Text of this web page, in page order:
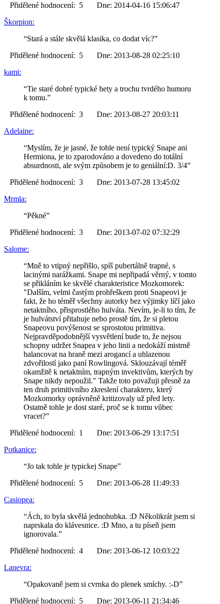
Přidělené hodnocení: 5 Dne: 2014-04-16 15:06:47
Škorpion:
“Stará a stále skvělá klasika, co dodat víc?”
Přidělené hodnocení: 5 Dne: 2013-08-28 02:25:10
kami:
“Tie staré dobré typické hety a trochu tvrdého humoru
k tomu.”
Přidělené hodnocení: 3 Dne: 2013-08-27 20:03:11
Adelaine:
“Myslím, že je jasné, že tohle není typický Snape ani
Hermiona, je to zparodováno a dovedeno do totální
absurdnosti, ale svým způsobem je to geniální:D. 3/4”
Přidělené hodnocení: 3 Dne: 2013-07-28 13:45:02
Mrmla:
“Pěkné”
Přidělené hodnocení: 3 Dne: 2013-07-02 07:32:29
Salome:
“Mně to vtipný nepřišlo, spíš pubertálně trapné, s
lacinými narážkami. Snape mi nepřipadá věrný, v tomto
se přikláním ke skvělé charakteristice Mozkomorek:
"Dalším, velmi častým prohřeškem proti Snapeovi je
fakt, že ho téměř všechny autorky bez výjimky líčí jako
netaktního, přisprostlého hulváta. Nevím, je-li to tím, že
je hulvátství přitahuje nebo prostě tím, že si pletou
Snapeovu povýšenost se sprostotou primitiva.
Nejpravděpodobnější vysvětlení bude to, že nejsou
schopny udržet Snapea v jeho linii a nedokáží mistrně
balancovat na hraně mezi arogancí a uhlazenou
zdvořilostí jako paní Rowlingová. Sklouzávají téměř
okamžitě k netaktním, trapným invektivům, kterých by
Snape nikdy nepoužil." Takže toto považuji přesně za
ten druh primitivního zkreslení charakteru, který
Mozkomorky oprávněně kritizovaly už před lety.
Ostatně tohle je dost staré, proč se k tomu vůbec
vracet?”
Přidělené hodnocení: 1 Dne: 2013-06-29 13:17:51
Potkanice:
“Jo tak tohle je typickej Snape”
Přidělené hodnocení: 5 Dne: 2013-06-28 11:49:33
Casiopea:
“Ách, to byla skvělá jednohubka. :D Několikrát jsem si
naprskala do klávesnice. :D Mno, a tu píseň jsem
ignorovala.”
Přidělené hodnocení: 4 Dne: 2013-06-12 10:03:22
Lanevra:
“Opakovaně jsem si cvrnka do plenek smíchy. :-D”
Přidělené hodnocení: 5 Dne: 2013-06-11 21:34:46